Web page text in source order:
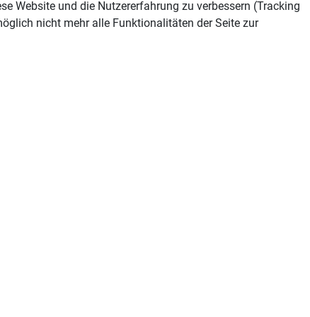
Website und die Nutzererfahrung zu verbessern (Tracking
nicht mehr alle Funktionalitäten der Seite zur